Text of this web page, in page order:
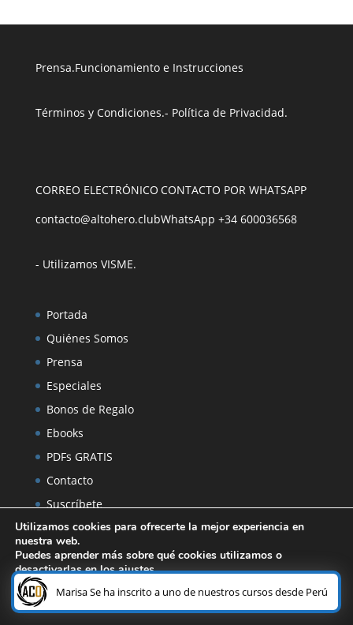
Prensa.Funcionamiento e Instrucciones
Términos y Condiciones.- Política de Privacidad.
CORREO ELECTRÓNICO
contacto@altohero.club
CONTACTO POR WHATSAPP
WhatsApp +34 600036568
- Utilizamos VISME.
Portada
Quiénes Somos
Prensa
Especiales
Bonos de Regalo
Ebooks
PDFs GRATIS
Contacto
Suscríbete
Vídeos
Telegram
Testimonios
Altohero Editorial
Utilizamos cookies para ofrecerte la mejor experiencia en
nuestra web.
Puedes aprender más sobre qué cookies utilizamos o
desactivarlas en losajustes.
Aceptar Rechazar Ajustes
¿Necesitas ayuda?
Marisa Se ha inscrito a uno de nuestros cursos desde Perú